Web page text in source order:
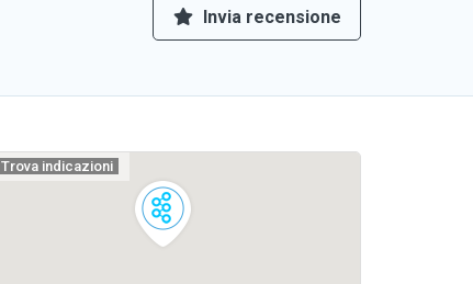
Invia recensione
Trova indicazioni